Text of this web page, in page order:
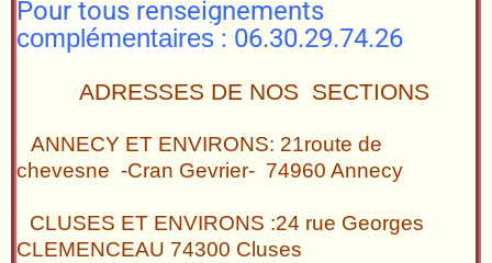
Pour tous renseignements
complémentaires : 06.30.29.74.26
ADRESSES DE NOS SECTIONS
ANNECY ET ENVIRONS: 21route de
chevesne -Cran Gevrier- 74960 Annecy
CLUSES ET ENVIRONS :24 rue Georges
CLEMENCEAU 74300 Cluses